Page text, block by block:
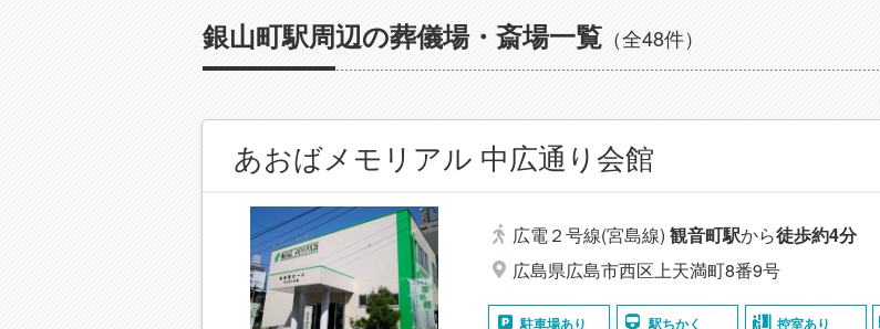
銀山町駅周辺の葬儀場・斎場一覧 （全48件）
あおばメモリアル 中広通り会館
広電２号線(宮島線) 観音町駅から徒歩約4分
広島県広島市西区上天満町8番9号
駐車場あり 駅ちかく 控室あり